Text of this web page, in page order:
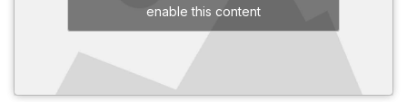
enable this content